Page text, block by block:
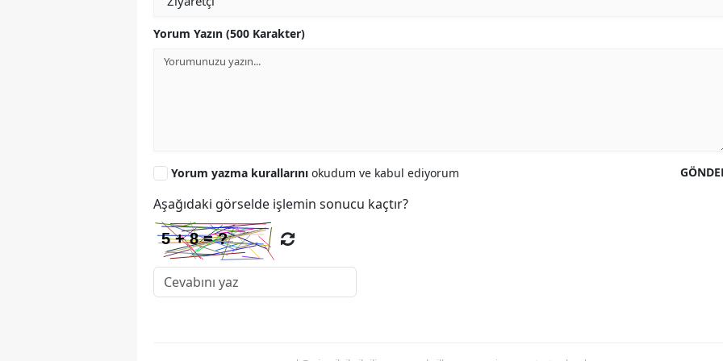
Yorum Yazın (500 Karakter)
Yorum yazma kurallarını okudum ve kabul ediyorum
Aşağıdaki görselde işlemin sonucu kaçtır?